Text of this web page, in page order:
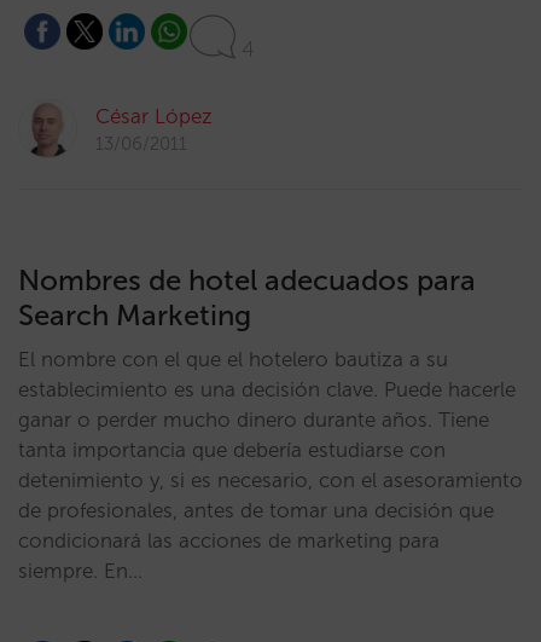
4
César López
13/06/2011
Nombres de hotel adecuados para
Search Marketing
El nombre con el que el hotelero bautiza a su
establecimiento es una decisión clave. Puede hacerle
ganar o perder mucho dinero durante años. Tiene
tanta importancia que debería estudiarse con
detenimiento y, si es necesario, con el asesoramiento
de profesionales, antes de tomar una decisión que
condicionará las acciones de marketing para
siempre. En…